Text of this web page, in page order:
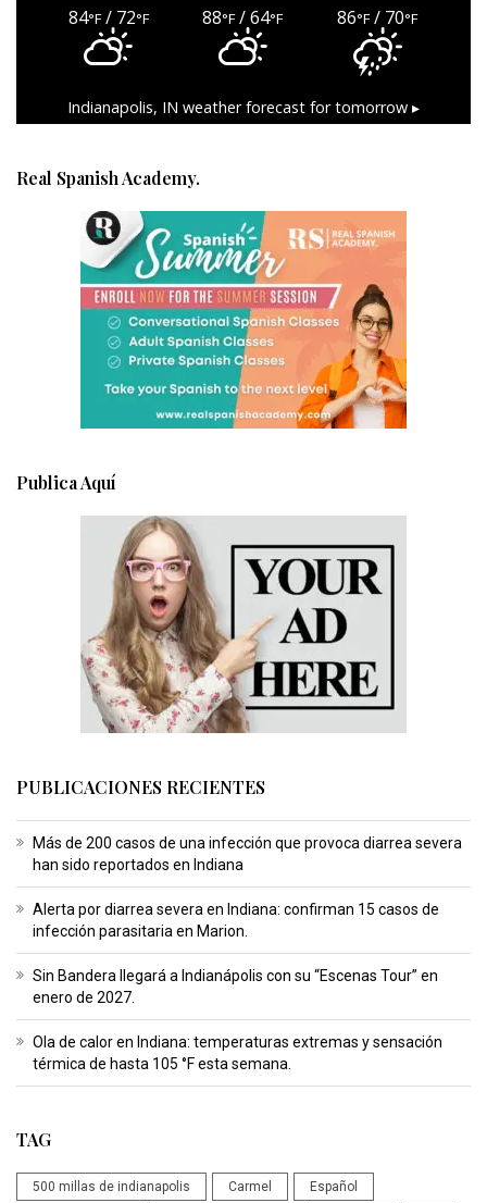
84°F/ 72°F 88°F/ 64°F 86°F/ 70°F
Indianapolis, IN weather forecast for tomorrow ▸
Real Spanish Academy.
Publica Aquí
PUBLICACIONES RECIENTES
Más de 200 casos de una infección que provoca diarrea severa
han sido reportados en Indiana
Alerta por diarrea severa en Indiana: confirman 15 casos de
infección parasitaria en Marion.
Sin Bandera llegará a Indianápolis con su “Escenas Tour” en
enero de 2027.
Ola de calor en Indiana: temperaturas extremas y sensación
térmica de hasta 105 °F esta semana.
TAG
500 millas de indianapolis Carmel Español